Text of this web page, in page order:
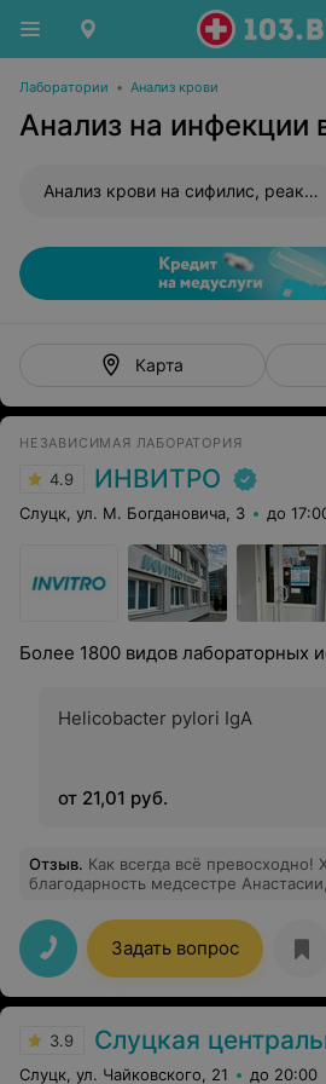
Лаборатории • Анализ крови
Анализ на инфекции
Анализ крови на сифилис, реакция Вассермана (RW)
Карта
НЕЗАВИСИМАЯ ЛАБОРАТОРИЯ
4.9 ИНВИТРО
Слуцк, ул. М. Богдановича, 3 до
Более 1800 видов лабораторных
Helicobacter pylori IgA
от 21,01 руб.
Отзыв. Как всегда всё превосходно!
благодарность медсестре
Задать вопрос
3.9 Слуцкая центральная районная
Слуцк, ул. Чайковского, 21 до 20:00